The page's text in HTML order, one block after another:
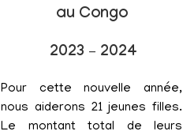
au Congo
2023 – 2024
Pour cette nouvelle année,
nous aiderons 21 jeunes filles.
Le montant total de leurs